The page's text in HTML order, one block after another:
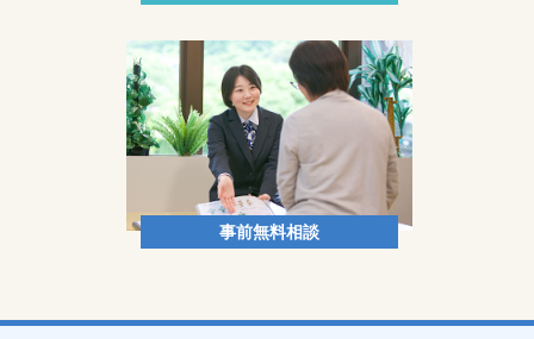
事前無料相談